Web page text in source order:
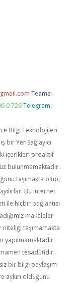
Teams:
0 726 Telegram:
Bilgi Teknolojileri
bir Yer Sağlayıcı
içerikleri proaktif
bulunmamaktadır.
taşımakta olup,
Bu internet
ile hiçbir bağlantısı
makaleler
taşımamakta
yapılmamaktadır.
tesadüfidir.
bir bilgi paylaşım
aykırı olduğunu